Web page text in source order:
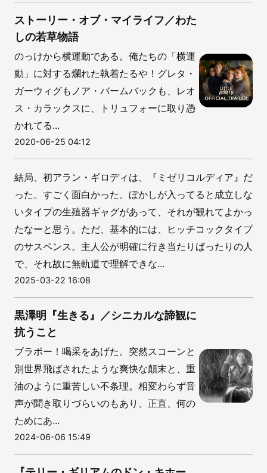
ストーリー・オブ・マイライフ／わた
しの若草物語
のっけから横運動である。俺たちの「横運
動」に対する爛れた執着たるや！グレタ・
ガーウィグもノア・バームバックも、レオ
ス・カラックスに、トリュフォーに取り憑
かれてる...
2020-06-25 04:12
結局、初アラン・ギロディは、『ミゼリコルディア』だ
った。すごく面白かった。ぼかしが入ってると成立しな
いタイプの生殖器ギャグがあって、それが観れてよかっ
たなーと思う。ただ、基本的には、ヒッチコックタイプ
のサスペンス。主人公が明確に行き当たりばったりの人
で、それ故に無軌道で理解できな...
2025-03-22 16:08
黒澤明『生きる』／シニカルな諦観に
抗うこと
ブラボー！喝采をあげた。突然スコーンと
別世界飛ばされたような爽快な顛末と、重
油のように重苦しい不条理。相変わらず音
声が聞き取りづらいのもあり、正直、何の
ためにあ...
2024-06-06 15:49